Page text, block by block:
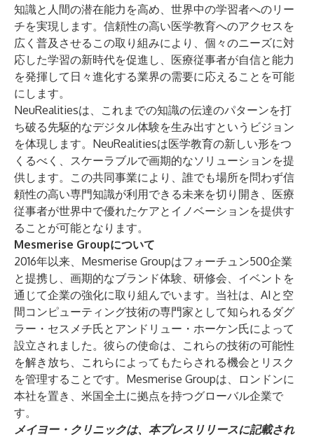
知識と人間の潜在能力を高め、世界中の学習者へのリー
チを実現します。信頼性の高い医学教育へのアクセスを
広く普及させるこの取り組みにより、個々のニーズに対
応した学習の新時代を促進し、医療従事者が自信と能力
を発揮して日々進化する業界の需要に応えることを可能
にします。
NeuRealitiesは、これまでの知識の伝達のパターンを打
ち破る先駆的なデジタル体験を生み出すというビジョン
を体現します。NeuRealitiesは医学教育の新しい形をつ
くるべく、スケーラブルで画期的なソリューションを提
供します。この共同事業により、誰でも場所を問わず信
頼性の高い専門知識が利用できる未来を切り開き、医療
従事者が世界中で優れたケアとイノベーションを提供す
ることが可能となります。
Mesmerise Groupについて
2016年以来、 Mesmerise Groupはフォーチュン500企業
と提携し、画期的なブランド体験、研修会、イベントを
通じて企業の強化に取り組んでいます。当社は、AIと空
間コンピューティング技術の専門家として知られるダグ
ラー・セスメチ氏とアンドリュー・ホーケン氏によって
設立されました。彼らの使命は、これらの技術の可能性
を解き放ち、これらによってもたらされる機会とリスク
を管理することです。Mesmerise Groupは、ロンドンに
本社を置き、米国全土に拠点を持つグローバル企業で
す。
メイヨー・クリニックは、本プレスリリースに記載され